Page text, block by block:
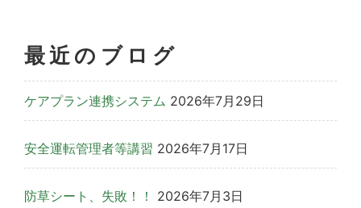
最近のブログ
ケアプラン連携システム 2026年7月29日
安全運転管理者等講習 2026年7月17日
防草シート、失敗！！ 2026年7月3日